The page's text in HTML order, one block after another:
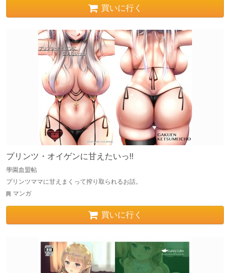
買いに行く
プリンツ・オイゲンに甘えたいっ!!
學園血盟帖
プリンツママに甘えまくって搾り取られるお話。
マンガ
買いに行く